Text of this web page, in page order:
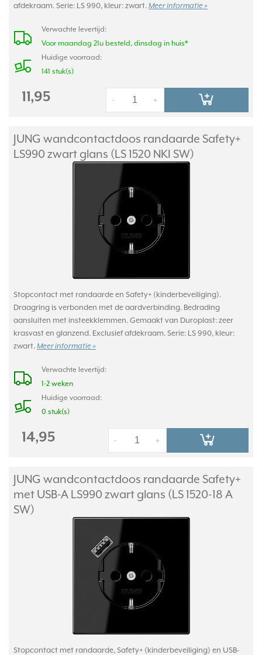
afdekraam. Serie: LS 990, kleur: zwart. Meer informatie »
Verwachte levertijd:
Voor maandag 21u besteld, dinsdag in huis*
Huidige voorraad:
141 stuk(s)
11,95 +
-
JUNG wandcontactdoos randaarde Safety+
LS990 zwart glans (LS 1520 NKI SW)
Stopcontact met randaarde en Safety+ (kinderbeveiliging).
Draagring is verbonden met de aardverbinding. Bedrading
aansluiten met insteekklemmen. Gemaakt van Duroplast: zeer
krasvast en glanzend. Exclusief afdekraam. Serie: LS 990, kleur:
zwart. Meer informatie »
Verwachte levertijd:
1-2 weken
Huidige voorraad:
0 stuk(s)
14,95 +
-
JUNG wandcontactdoos randaarde Safety+
met USB-A LS990 zwart glans (LS 1520-18 A
SW)
Stopcontact met randaarde, Safety+ (kinderbeveiliging) en USB-